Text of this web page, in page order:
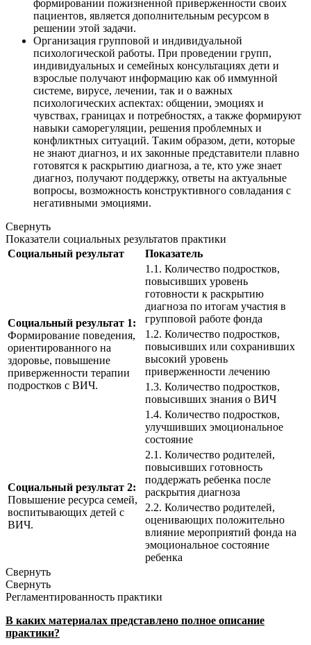
формировании пожизненной приверженности своих
пациентов, является дополнительным ресурсом в
решении этой задачи.
Организация групповой и индивидуальной
психологической работы. При проведении групп,
индивидуальных и семейных консультациях дети и
взрослые получают информацию как об иммунной
системе, вирусе, лечении, так и о важных
психологических аспектах: общении, эмоциях и
чувствах, границах и потребностях, а также формируют
навыки саморегуляции, решения проблемных и
конфликтных ситуаций. Таким образом, дети, которые
не знают диагноз, и их законные представители плавно
готовятся к раскрытию диагноза, а те, кто уже знает
диагноз, получают поддержку, ответы на актуальные
вопросы, возможность конструктивного совладания с
негативными эмоциями.
Свернуть
Показатели социальных результатов практики
Социальный результат
Показатель
Социальный результат 1:
Формирование поведения,
ориентированного на
здоровье, повышение
приверженности терапии
подростков с ВИЧ.
1.1. Количество подростков,
повысивших уровень
готовности к раскрытию
диагноза по итогам участия в
групповой работе фонда
1.2. Количество подростков,
повысивших или сохранивших
высокий уровень
приверженности лечению
1.3. Количество подростков,
повысивших знания о ВИЧ
1.4. Количество подростков,
улучшивших эмоциональное
состояние
Социальный результат 2:
Повышение ресурса семей,
воспитывающих детей с
ВИЧ.
2.1. Количество родителей,
повысивших готовность
поддержать ребенка после
раскрытия диагноза
2.2. Количество родителей,
оценивающих положительно
влияние мероприятий фонда на
эмоциональное состояние
ребенка
Свернуть
Свернуть
Регламентированность практики
В каких материалах представлено полное описание
практики?